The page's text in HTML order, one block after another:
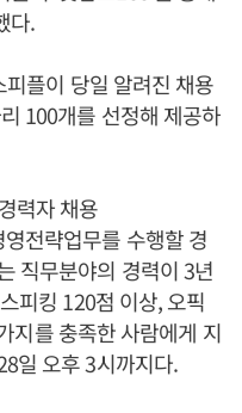
다.
플이 당일 알려진 채용
100개를 선정해 제공하
력자 채용
전략업무를 수행할 경
직무분야의 경력이 3년
피킹 120점 이상, 오픽
지를 충족한 사람에게 지
일 오후 3시까지다.